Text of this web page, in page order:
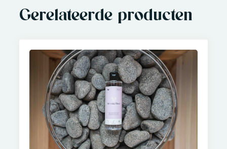
Gerelateerde producten